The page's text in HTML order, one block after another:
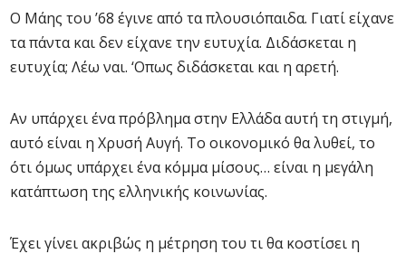
Ο Μάης του ’68 έγινε από τα πλουσιόπαιδα. Γιατί είχανε
τα πάντα και δεν είχανε την ευτυχία. Διδάσκεται η
ευτυχία; Λέω ναι. ‘Οπως διδάσκεται και η αρετή.
Αν υπάρχει ένα πρόβλημα στην Ελλάδα αυτή τη στιγμή,
αυτό είναι η Χρυσή Αυγή. Το οικονομικό θα λυθεί, το
ότι όμως υπάρχει ένα κόμμα μίσους… είναι η μεγάλη
κατάπτωση της ελληνικής κοινωνίας.
Έχει γίνει ακριβώς η μέτρηση του τι θα κοστίσει η